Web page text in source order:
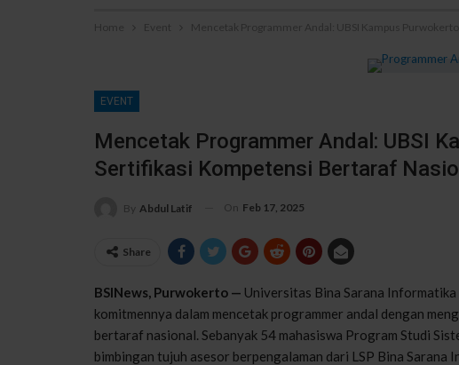
Home Event Mencetak Programmer Andal: UBSI Kampus
EVENT
Mencetak Programmer Andal: UBSI
Sertifikasi Kompetensi Bertaraf
By Abdul Latif On Feb 17, 2025
Share
BSINews, Purwokerto — Universitas Bina Sarana
komitmennya dalam mencetak programmer andal dengan
bertaraf nasional. Sebanyak 54 mahasiswa Program Studi
bimbingan tujuh asesor berpengalaman dari LSP Bina Sarana